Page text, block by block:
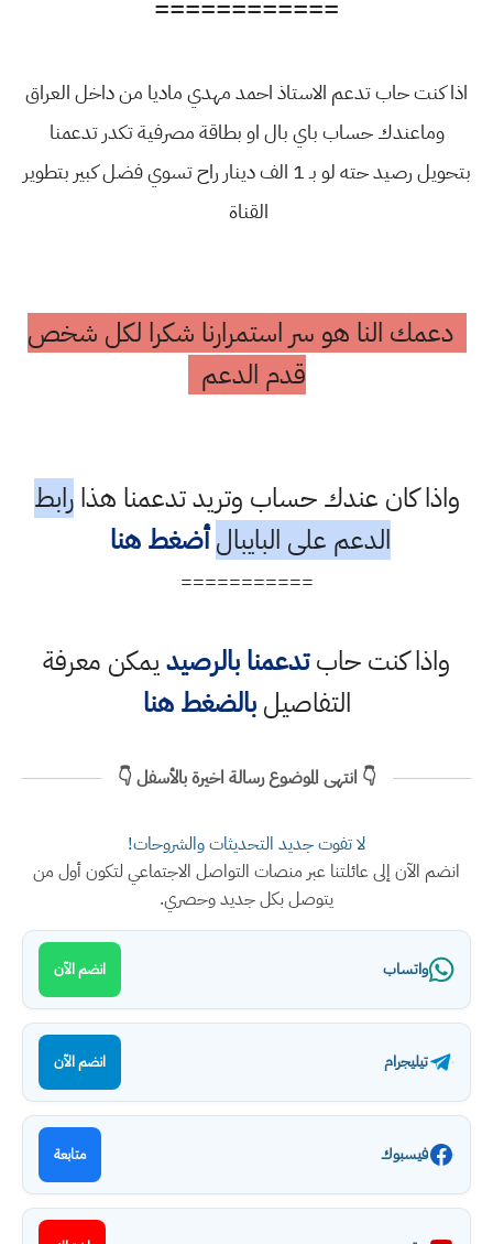
============
اذا كنت حاب تدعم الاستاذ احمد مهدي ماديا من داخل العراق
وماعندك حساب باي بال او بطاقة مصرفية تكدر تدعمنا
بتحويل رصيد حته لو بـ 1 الف دينار راح تسوي فضل كبير بتطوير
القناة
دعمك النا هو سر استمرارنا شكرا لكل شخص
قدم الدعم
واذا كان عندك حساب وتريد تدعمنا هذارابط
الدعم على البايبال أضغط هنا
===========
واذا كنت حابتدعمنا بالرصيديمكن معرفة
التفاصيلبالضغط هنا
👇 انتهى الموضوع رسالة اخيرة بالأسفل 👇
لا تفوت جديد التحديثات والشروحات!
انضم الآن إلى عائلتنا عبر منصات التواصل الاجتماعي لتكون أول من
يتوصل بكل جديد وحصري.
واتساب انضم الآن
تيليجرام انضم الآن
فيسبوك متابعة